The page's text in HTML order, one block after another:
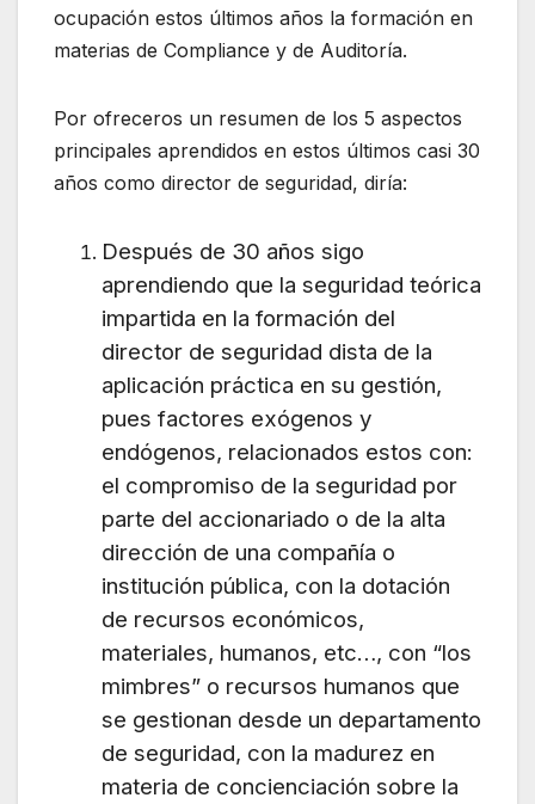
ocupación estos últimos años la formación en
materias de Compliance y de Auditoría.
Por ofreceros un resumen de los 5 aspectos
principales aprendidos en estos últimos casi 30
años como director de seguridad, diría:
Después de 30 años sigo
aprendiendo que la seguridad teórica
impartida en la formación del
director de seguridad dista de la
aplicación práctica en su gestión,
pues factores exógenos y
endógenos, relacionados estos con:
el compromiso de la seguridad por
parte del accionariado o de la alta
dirección de una compañía o
institución pública, con la dotación
de recursos económicos,
materiales, humanos, etc…, con “los
mimbres” o recursos humanos que
se gestionan desde un departamento
de seguridad, con la madurez en
materia de concienciación sobre la